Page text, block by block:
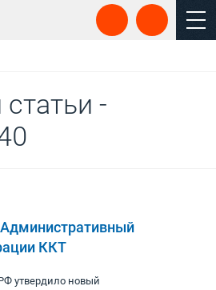
-
ККТ
утвердило новый